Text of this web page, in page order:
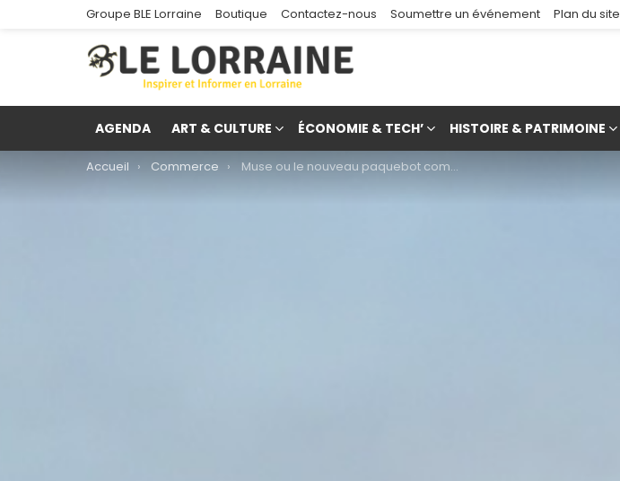
Groupe BLE Lorraine Boutique Contactez-nous Soumettre un événement Plan du site
AGENDA ART & CULTURE ÉCONOMIE & TECH’ HISTOIRE & PATRIMOINE
You are here:
Accueil Commerce Muse ou le nouveau paquebot commercial de la Lorraine à Metz